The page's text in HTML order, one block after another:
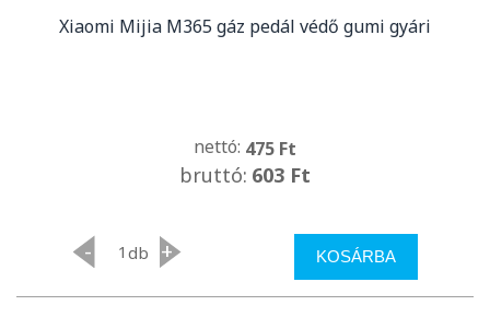
Xiaomi Mijia M365 gáz pedál védő gumi gyári
nettó: 475 Ft
bruttó: 603 Ft
- db + KOSÁRBA